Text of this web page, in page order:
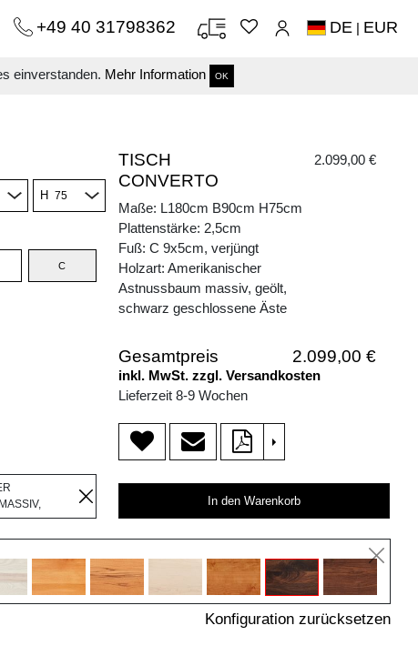
einverstanden. Mehr Information OK
+49 40 31798362 DE | EUR
H
C
TISCH
CONVERTO
2.099,00 €
Maße: L180cm B90cm H75cm
Plattenstärke: 2,5cm
Fuß: C 9x5cm, verjüngt
Holzart: Amerikanischer
Astnussbaum massiv, geölt,
schwarz geschlossene Äste
Gesamtpreis 2.099,00 €
inkl. MwSt. zzgl. Versandkosten
Lieferzeit 8-9 Wochen
>
In den Warenkorb
Konfiguration zurücksetzen